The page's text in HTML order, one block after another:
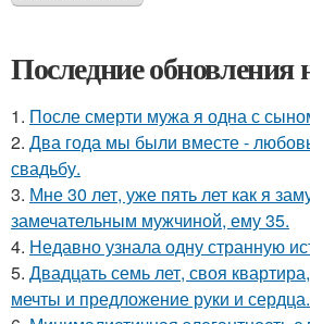
Последние обновления
1. После смерти мужа я одна с
2. Два года мы были вместе -
свадьбу.
3. Мне 30 лет, уже пять лет как я
замечательным мужчиной, ему 35.
4. Недавно узнала одну странную
5. Двадцать семь лет, своя
мечты и предложение руки и сердца.